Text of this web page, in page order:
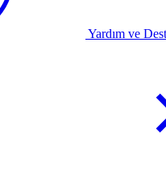
Yardım ve